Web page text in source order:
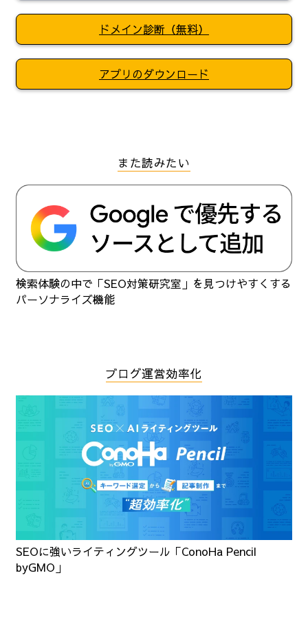
ドメイン診断（無料）
アプリのダウンロード
また読みたい
検索体験の中で「SEO対策研究室」を見つけやすくする
パーソナライズ機能
ブログ運営効率化
SEOに強いライティングツール「ConoHa Pencil
byGMO」